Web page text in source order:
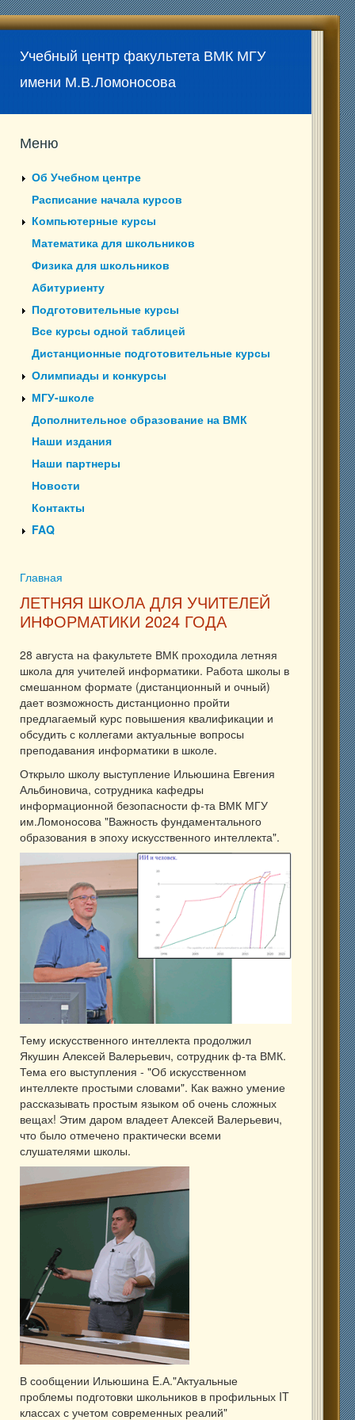
Учебный центр факультета ВМК МГУ
имени М.В.Ломоносова
Меню
Об Учебном центре
Расписание начала курсов
Компьютерные курсы
Математика для школьников
Физика для школьников
Абитуриенту
Подготовительные курсы
Все курсы одной таблицей
Дистанционные подготовительные курсы
Олимпиады и конкурсы
МГУ-школе
Дополнительное образование на ВМК
Наши издания
Наши партнеры
Новости
Контакты
FAQ
Вы здесь
Главная
ЛЕТНЯЯ ШКОЛА ДЛЯ УЧИТЕЛЕЙ
ИНФОРМАТИКИ 2024 ГОДА
28 августа на факультете ВМК проходила летняя
школа для учителей информатики. Работа школы в
смешанном формате (дистанционный и очный)
дает возможность дистанционно пройти
предлагаемый курс повышения квалификации и
обсудить с коллегами актуальные вопросы
преподавания информатики в школе.
Открыло школу выступление Ильюшина Евгения
Альбиновича, сотрудника кафедры
информационной безопасности ф-та ВМК МГУ
им.Ломоносова "Важность фундаментального
образования в эпоху искусственного интеллекта".
Тему искусственного интеллекта продолжил
Якушин Алексей Валерьевич, сотрудник ф-та ВМК.
Тема его выступления - "Об искусственном
интеллекте простыми словами". Как важно умение
рассказывать простым языком об очень сложных
вещах! Этим даром владеет Алексей Валерьевич,
что было отмечено практически всеми
слушателями школы.
В сообщении Ильюшина E.А."Актуальные
проблемы подготовки школьников в профильных IT
классах с учетом современных реалий"